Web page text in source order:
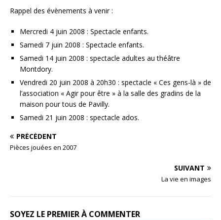
Rappel des évènements à venir :
Mercredi 4 juin 2008 : Spectacle enfants.
Samedi 7 juin 2008 : Spectacle enfants.
Samedi 14 juin 2008 : spectacle adultes au théâtre
Montdory.
Vendredi 20 juin 2008 à 20h30 : spectacle « Ces gens-là » de
l’association « Agir pour être » à la salle des gradins de la
maison pour tous de Pavilly.
Samedi 21 juin 2008 : spectacle ados.
PRÉCÉDENT
Pièces jouées en 2007
SUIVANT
La vie en images
SOYEZ LE PREMIER À COMMENTER